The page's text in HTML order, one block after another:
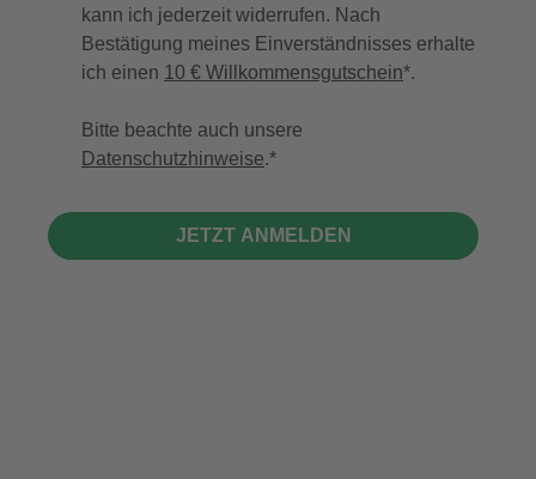
kann ich jederzeit widerrufen. Nach
Bestätigung meines Einverständnisses erhalte
ich einen 10 € Willkommensgutschein*.
Bitte beachte auch unsere
Datenschutzhinweise.
JETZT ANMELDEN